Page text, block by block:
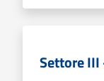
Settore III